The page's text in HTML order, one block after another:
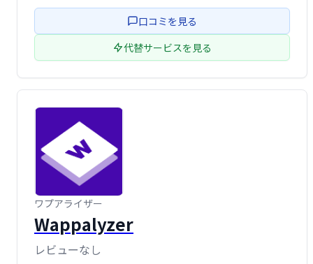
口コミを見る
代替サービスを見る
ワプアライザー
Wappalyzer
レビューなし